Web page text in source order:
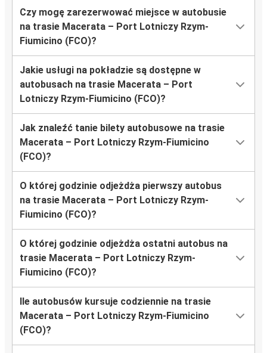
Czy mogę zarezerwować miejsce w autobusie
na trasie Macerata – Port Lotniczy Rzym-
Fiumicino (FCO)?
Jakie usługi na pokładzie są dostępne w
autobusach na trasie Macerata – Port
Lotniczy Rzym-Fiumicino (FCO)?
Jak znaleźć tanie bilety autobusowe na trasie
Macerata – Port Lotniczy Rzym-Fiumicino
(FCO)?
O której godzinie odjeżdża pierwszy autobus
na trasie Macerata – Port Lotniczy Rzym-
Fiumicino (FCO)?
O której godzinie odjeżdża ostatni autobus na
trasie Macerata – Port Lotniczy Rzym-
Fiumicino (FCO)?
Ile autobusów kursuje codziennie na trasie
Macerata – Port Lotniczy Rzym-Fiumicino
(FCO)?